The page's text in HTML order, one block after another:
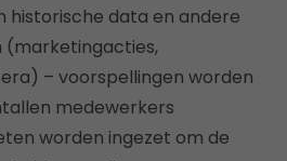
historische data en andere
(marketingacties,
– voorspellingen worden
medewerkers
worden ingezet om de